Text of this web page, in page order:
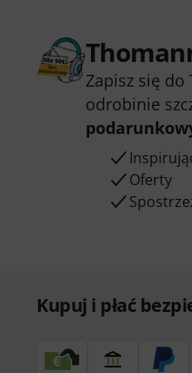
Zapisz się
odrobinie
Oferty
Kupuj i płać